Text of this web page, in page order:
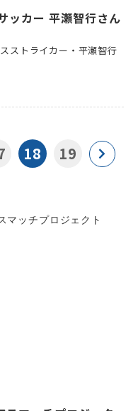
カー 平瀬智行さん
ストライカー・平瀬智行
18 19